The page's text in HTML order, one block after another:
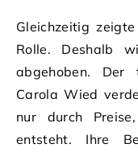
Gleichzeitig
Rolle. Deshalb
abgehoben. Der
Carola Wied
nur durch
entsteht. Ihre